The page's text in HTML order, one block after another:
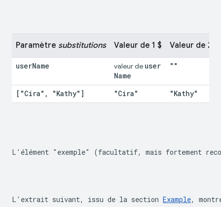
Paramètre substitutions Valeur de 1 $ Valeur de 2 €
userName valeur de user
Name
""
["Cira" , "Kathy"] "Cira" "Kathy"
L'élément "exemple" (facultatif, mais fortement
L'extrait suivant, issu de la section Example,